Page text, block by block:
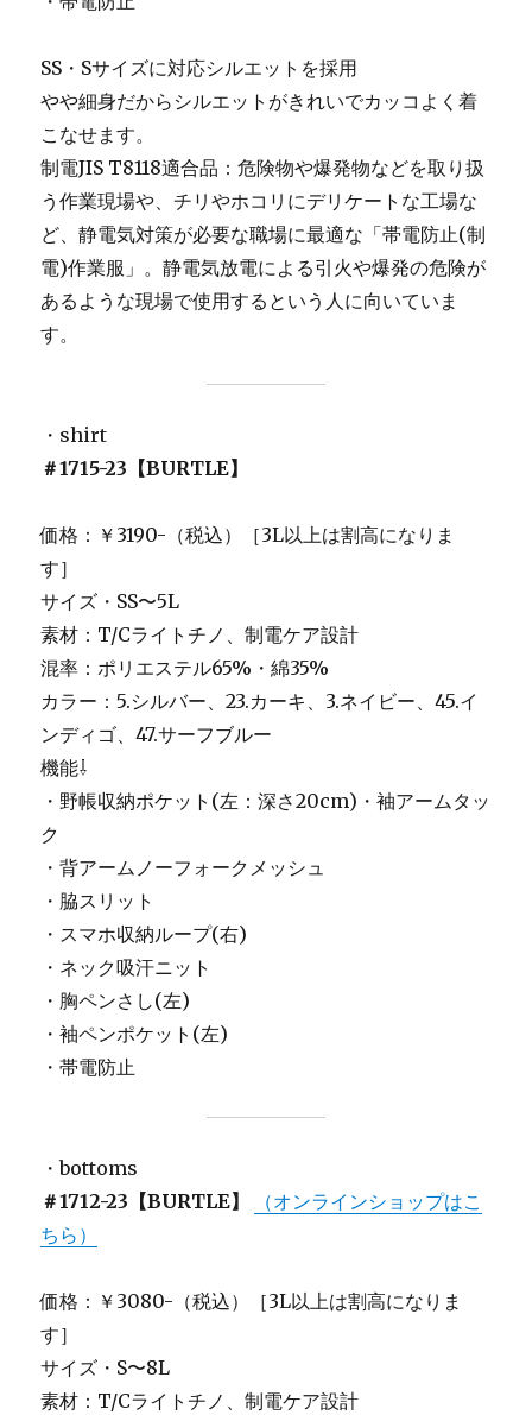
SS・Sサイズに対応シルエットを採用
やや細身だからシルエットがきれいでカッコよく着
こなせます。
制電JIS T8118適合品：危険物や爆発物などを取り扱
う作業現場や、チリやホコリにデリケートな工場な
ど、静電気対策が必要な職場に最適な「帯電防止(制
電)作業服」。静電気放電による引火や爆発の危険が
あるような現場で使用するという人に向いていま
す。
・shirt
＃1715-23【BURTLE】
価格：￥3190-（税込）［3L以上は割高になりま
す］
サイズ・SS〜5L
素材：T/Cライトチノ、制電ケア設計
混率：ポリエステル65%・綿35%
カラー：5.シルバー、23.カーキ、3.ネイビー、45.イ
ンディゴ、47.サーフブルー
機能⇩
・野帳収納ポケット(左：深さ20cm)・袖アームタッ
ク
・背アームノーフォークメッシュ
・脇スリット
・スマホ収納ループ(右)
・ネック吸汗ニット
・胸ペンさし(左)
・袖ペンポケット(左)
・帯電防止
・bottoms
＃1712-23【BURTLE】
（オンラインショップはこ
ちら）
価格：￥3080-（税込）［3L以上は割高になりま
す］
サイズ・S〜8L
素材：T/Cライトチノ、制電ケア設計